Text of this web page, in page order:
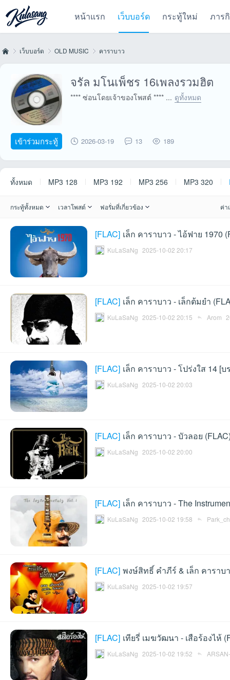
หน้าแรก เว็บบอร์ด กระทู้ใหม่ ภาร
»
เว็บบอร์ด
›
OLD MUSIC
›
คาราบาว
จรัล มโนเพ็ชร 16เพลงรวมฮิต
**** ซ่อนโดยเจ้าของโพสต์ **** ... ดูทั้งหมด
เข้าร่วมกระทู้ 2026-03-19 13 189
ทั้งหมด MP3 128 MP3 192 MP3 256 MP3 320
กระทู้ทั้งหมด เวลาโพสต์ ฟอรั่มที่เกี่ยวข้อง ค่า
[FLAC] เล็ก คาราบาว - ไอ้ฟาย 1970
KuLaSaNg 2025-10-02 20:17
[FLAC] เล็ก คาราบาว - เล็กต้มยำ
KuLaSaNg 2025-10-02 20:15 Arom
[FLAC] เล็ก คาราบาว - โปร่งใส 14 [บ
KuLaSaNg 2025-10-02 20:03
[FLAC] เล็ก คาราบาว - บัวลอย
KuLaSaNg 2025-10-02 20:00
[FLAC] เล็ก คาราบาว - The
KuLaSaNg 2025-10-02 19:58
[FLAC] พงษ์สิทธิ์ คำภีร์ & เล็ก คาราบ
KuLaSaNg 2025-10-02 19:57
[FLAC] เทียรี่ เมฆวัฒนา - เสือร้องไห้
KuLaSaNg 2025-10-02 19:52